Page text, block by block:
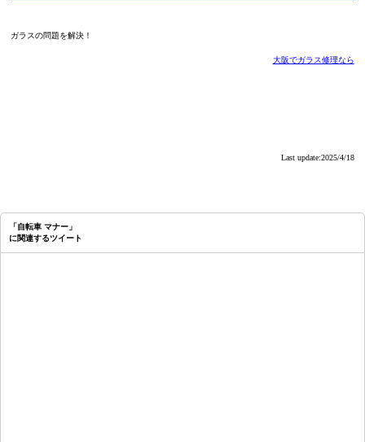
ガラスの問題を解決！
大阪でガラス修理なら
Last update:2025/4/18
「自転車 マナー」
に関連するツイート